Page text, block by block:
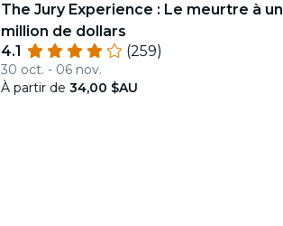
The Jury Experience : Le meurtre à un
million de dollars
4.1
(259)
30 oct. - 06 nov.
À partir de 34,00 $AU